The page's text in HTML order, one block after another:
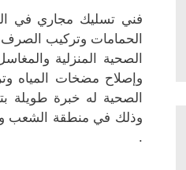
فني تسليك مجاري في
الحمامات وتركيب الصرف
الصحية المنزلية
وإصلاح مضخات المياه
الصحية له خبرة طويلة
وذلك في منطقة الشعب
.